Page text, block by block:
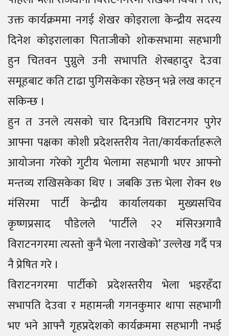
उक्त कार्यक्रममा नगई शेखर कोइराला केन्द्रीय सदस्य
दिनेश कोइरालाका पिताजीको शोकसभामा सहभागी
हुन चितवन पुग्नुले उनी सभापति शेरबहादुर देउवा
समूहबाट कति टाढा पुगिसकेका रहेछन् भन्ने लख काट्न
सकिन्छ ।
हुन त उनले त्यसको चार दिनअघि विराटनगर पुगेर
आफ्ना पक्षका कोशी प्रदेशस्तरीय नेता/कार्यकर्ताहरूले
आयोजना गरेको गुटीय भेलामा सहभागी भएर आफ्नो
मन्तव्य राखिसकेका थिए । जबकि उक्त भेला रोक्न १७
मंसिरमा पार्टी केन्द्रीय कार्यालयका मुख्यसचिव
कृष्णप्रसाद पौडेलले ‘पार्टीले २२ मंसिरअगावै
विराटनगरमा त्यस्तो कुनै भेला नराखेको’ उल्लेख गर्दै पत्र
नै प्रेषित गरे ।
विराटनगरमा पार्टीको प्रदेशस्तरीय भेला भइरहँदा
सभापति देउवा र महामन्त्री गगनकुमार थापा सहभागी
भए भने आफ्नै गृहप्रदेशको कार्यक्रममा सहभागी नभई